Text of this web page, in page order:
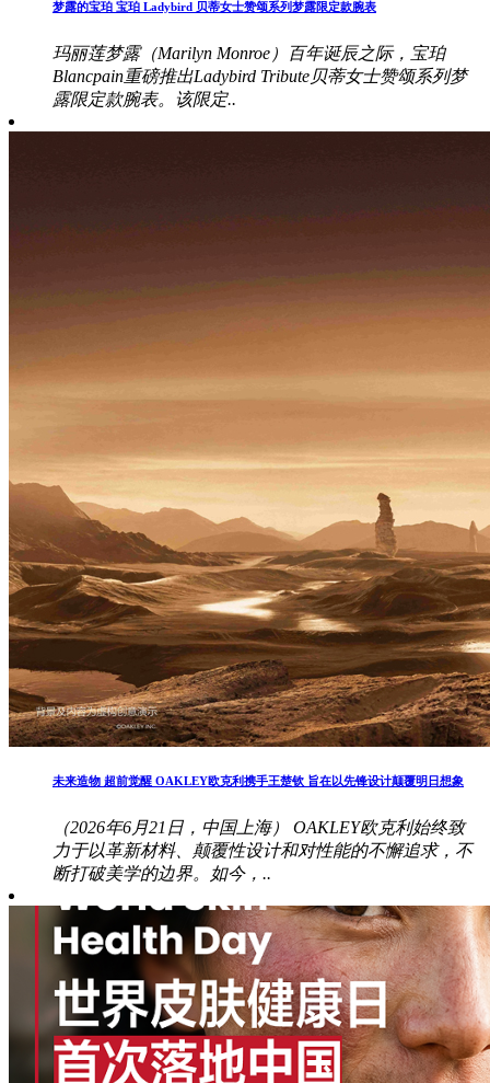
梦露的宝珀 宝珀 Ladybird 贝蒂女士赞颂系列梦露限定款腕表
玛丽莲梦露（Marilyn Monroe）百年诞辰之际，宝珀
Blancpain重磅推出Ladybird Tribute贝蒂女士赞颂系列梦
露限定款腕表。该限定..
未来造物 超前觉醒 OAKLEY欧克利携手王楚钦 旨在以先锋设计颠覆明日想象
（2026年6月21日，中国上海） OAKLEY欧克利始终致
力于以革新材料、颠覆性设计和对性能的不懈追求，不
断打破美学的边界。如今，..